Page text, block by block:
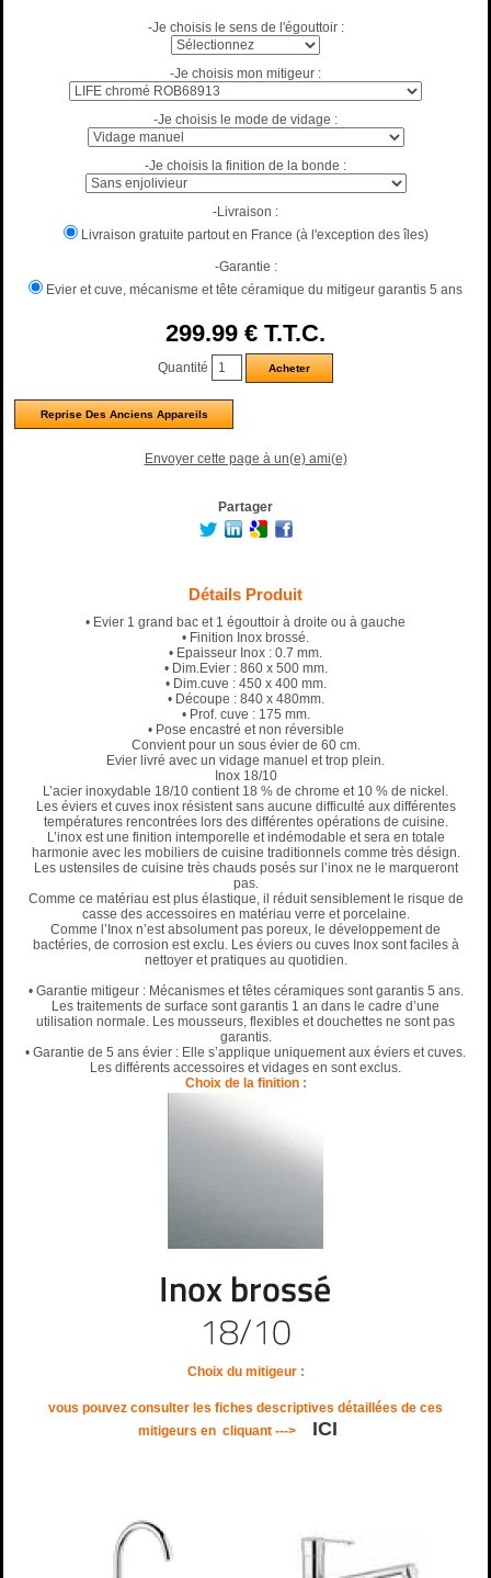
-Je choisis le sens de l'égouttoir :
-Je choisis mon mitigeur :
-Je choisis le mode de vidage :
-Je choisis la finition de la bonde :
-Livraison :
Livraison gratuite partout en France (à l'exception des îles)
-Garantie :
Evier et cuve, mécanisme et tête céramique du mitigeur garantis 5 ans
299.99 € T.T.C.
Quantité
Reprise Des Anciens Appareils
Envoyer cette page à un(e) ami(e)
Partager
Détails Produit
• Evier 1 grand bac et 1 égouttoir à droite ou à gauche
• Finition Inox brossé.
• Epaisseur Inox : 0.7 mm.
• Dim.Evier : 860 x 500 mm.
• Dim.cuve : 450 x 400 mm.
• Découpe : 840 x 480mm.
• Prof. cuve : 175 mm.
• Pose encastré et non réversible
Convient pour un sous évier de 60 cm.
Evier livré avec un vidage manuel et trop plein.
Inox 18/10
L’acier inoxydable 18/10 contient 18 % de chrome et 10 % de nickel.
Les éviers et cuves inox résistent sans aucune difficulté aux différentes
températures rencontrées lors des différentes opérations de cuisine.
L’inox est une finition intemporelle et indémodable et sera en totale
harmonie avec les mobiliers de cuisine traditionnels comme très désign.
Les ustensiles de cuisine très chauds posés sur l’inox ne le marqueront
pas.
Comme ce matériau est plus élastique, il réduit sensiblement le risque de
casse des accessoires en matériau verre et porcelaine.
Comme l’Inox n’est absolument pas poreux, le développement de
bactéries, de corrosion est exclu. Les éviers ou cuves Inox sont faciles à
nettoyer et pratiques au quotidien.
• Garantie mitigeur : Mécanismes et têtes céramiques sont garantis 5 ans.
Les traitements de surface sont garantis 1 an dans le cadre d’une
utilisation normale. Les mousseurs, flexibles et douchettes ne sont pas
garantis.
• Garantie de 5 ans évier : Elle s’applique uniquement aux éviers et cuves.
Les différents accessoires et vidages en sont exclus.
Choix de la finition :
Choix du mitigeur :
vous pouvez consulter les fiches descriptives détaillées de ces
mitigeurs en cliquant ---> ICI